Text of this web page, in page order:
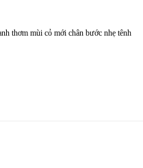
thơm mùi cỏ mới chân bước nhẹ tênh